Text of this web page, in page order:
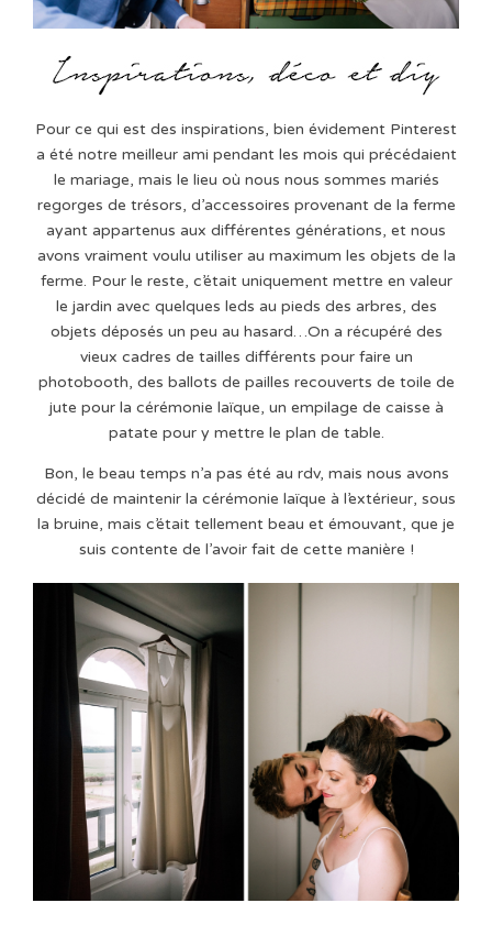
Pour ce qui est des inspirations, bien évidement Pinterest
a été notre meilleur ami pendant les mois qui précédaient
le mariage, mais le lieu où nous nous sommes mariés
regorges de trésors, d’accessoires provenant de la ferme
ayant appartenus aux différentes générations, et nous
avons vraiment voulu utiliser au maximum les objets de la
ferme. Pour le reste, c’était uniquement mettre en valeur
le jardin avec quelques leds au pieds des arbres, des
objets déposés un peu au hasard…On a récupéré des
vieux cadres de tailles différents pour faire un
photobooth, des ballots de pailles recouverts de toile de
jute pour la cérémonie laïque, un empilage de caisse à
patate pour y mettre le plan de table.
Bon, le beau temps n’a pas été au rdv, mais nous avons
décidé de maintenir la cérémonie laïque à l’extérieur, sous
la bruine, mais c’était tellement beau et émouvant, que je
suis contente de l’avoir fait de cette manière !